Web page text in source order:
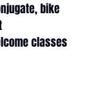
bike
Welcome classes